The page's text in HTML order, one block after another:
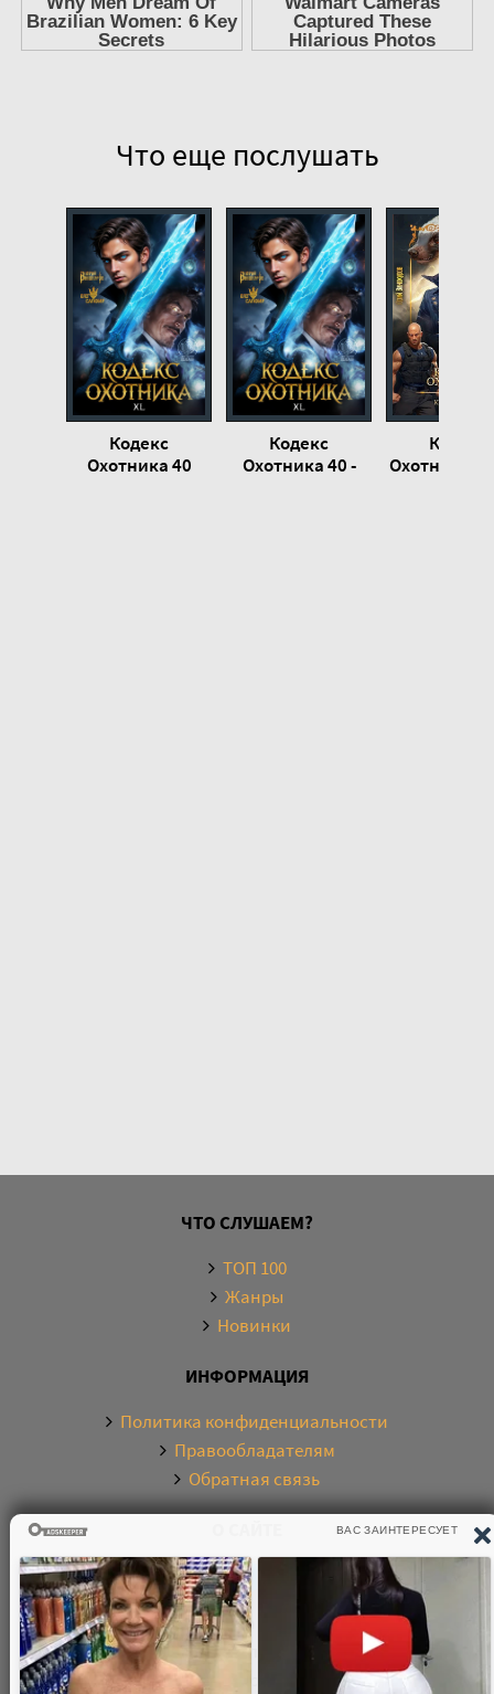
Что еще послушать
Кодекс
Охотника 40
Кодекс
Охотника 40 -
Кодекс
Охотника.
ЧТО СЛУШАЕМ?
ТОП 100
Жанры
Новинки
ИНФОРМАЦИЯ
Политика конфиденциальности
Правообладателям
Обратная связь
Электронная библиотека аудиокниг. Более 20000
аудиокниг в хорошем качестве. Слушайте аудиокниги
бесплатно онлайн и без регистрации. По любым